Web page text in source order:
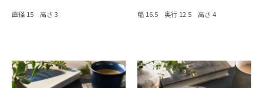
直径 15 高さ 3 幅 16.5 奥行 12.5 高さ 4